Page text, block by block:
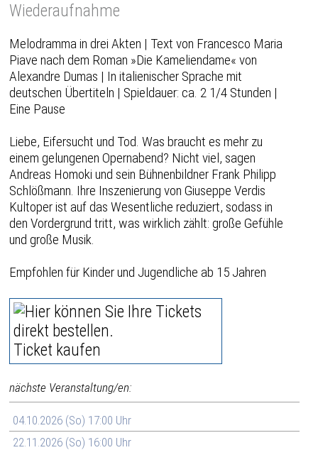
Wiederaufnahme
Melodramma in drei Akten | Text von Francesco Maria
Piave nach dem Roman »Die Kameliendame« von
Alexandre Dumas | In italienischer Sprache mit
deutschen Übertiteln | Spieldauer: ca. 2 1/4 Stunden |
Eine Pause
Liebe, Eifersucht und Tod. Was braucht es mehr zu
einem gelungenen Opernabend? Nicht viel, sagen
Andreas Homoki und sein Bühnenbildner Frank Philipp
Schlößmann. Ihre Inszenierung von Giuseppe Verdis
Kultoper ist auf das Wesentliche reduziert, sodass in
den Vordergrund tritt, was wirklich zählt: große Gefühle
und große Musik.
Empfohlen für Kinder und Jugendliche ab 15 Jahren
Ticket kaufen
nächste Veranstaltung/en:
04.10.2026 (So) 17:00 Uhr
22.11.2026 (So) 16:00 Uhr